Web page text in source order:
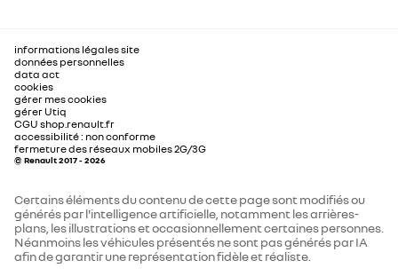
informations légales site
données personnelles
data act
cookies
gérer mes cookies
gérer Utiq
CGU shop.renault.fr
accessibilité : non conforme
fermeture des réseaux mobiles 2G/3G
© Renault 2017 - 2026
Certains éléments du contenu de cette page sont modifiés ou
générés par l'intelligence artificielle, notamment les arrières-
plans, les illustrations et occasionnellement certaines personnes.
Néanmoins les véhicules présentés ne sont pas générés par IA
afin de garantir une représentation fidèle et réaliste.